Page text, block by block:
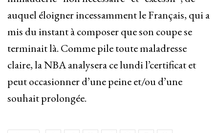
auquel éloigner incessamment le Français, qui a
mis du instant à composer que son coupe se
terminait là. Comme pile toute maladresse
claire, la NBA analysera ce lundi l’certificat et
peut occasionner d’une peine et/ou d’une
souhait prolongée.